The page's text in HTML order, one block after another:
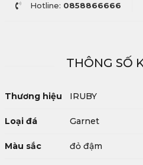
Hotline: 0858866666
THÔNG SỐ
Thương hiệu IRUBY
Loại đá Garnet
Màu sắc đỏ đậm